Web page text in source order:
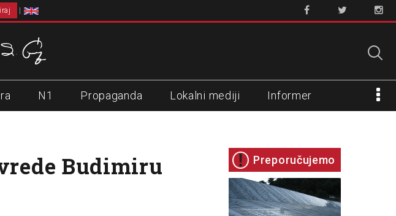
N1 Propaganda Lokalni mediji Informer
Budimiru
Preporučujemo